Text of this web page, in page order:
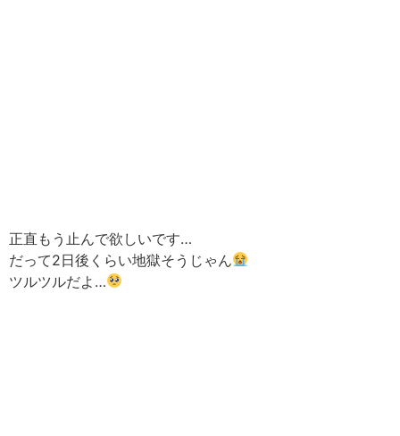
正直もう止んで欲しいです…
だって2日後くらい地獄そうじゃん
ツルツルだよ…